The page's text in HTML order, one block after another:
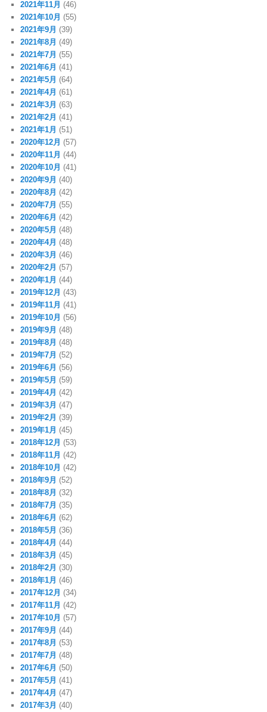
2021年11月 (46)
2021年10月 (55)
2021年9月 (39)
2021年8月 (49)
2021年7月 (55)
2021年6月 (41)
2021年5月 (64)
2021年4月 (61)
2021年3月 (63)
2021年2月 (41)
2021年1月 (51)
2020年12月 (57)
2020年11月 (44)
2020年10月 (41)
2020年9月 (40)
2020年8月 (42)
2020年7月 (55)
2020年6月 (42)
2020年5月 (48)
2020年4月 (48)
2020年3月 (46)
2020年2月 (57)
2020年1月 (44)
2019年12月 (43)
2019年11月 (41)
2019年10月 (56)
2019年9月 (48)
2019年8月 (48)
2019年7月 (52)
2019年6月 (56)
2019年5月 (59)
2019年4月 (42)
2019年3月 (47)
2019年2月 (39)
2019年1月 (45)
2018年12月 (53)
2018年11月 (42)
2018年10月 (42)
2018年9月 (52)
2018年8月 (32)
2018年7月 (35)
2018年6月 (62)
2018年5月 (36)
2018年4月 (44)
2018年3月 (45)
2018年2月 (30)
2018年1月 (46)
2017年12月 (34)
2017年11月 (42)
2017年10月 (57)
2017年9月 (44)
2017年8月 (53)
2017年7月 (48)
2017年6月 (50)
2017年5月 (41)
2017年4月 (47)
2017年3月 (40)